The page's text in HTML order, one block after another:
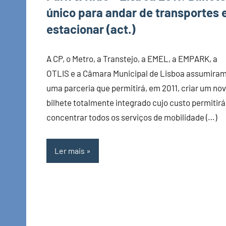
único para andar de transportes
estacionar (act.)
A CP, o Metro, a Transtejo, a EMEL, a EMPARK, a
OTLIS e a Câmara Municipal de Lisboa assumiram
uma parceria que permitirá, em 2011, criar um
bilhete totalmente integrado cujo custo permitirá
concentrar todos os serviços de mobilidade (…)
Ler mais